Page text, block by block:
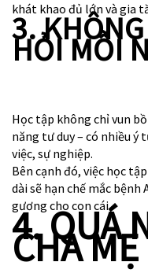
khát khao đủ lớn và gia
3.
HỎI MỖI
Học tập không chỉ vun
năng tư duy – có nhiều
việc, sự nghiệp.
Bên cạnh đó, việc học
dài sẽ hạn chế mắc
gương cho con cái.
4. QUÁ
CHA MẸ